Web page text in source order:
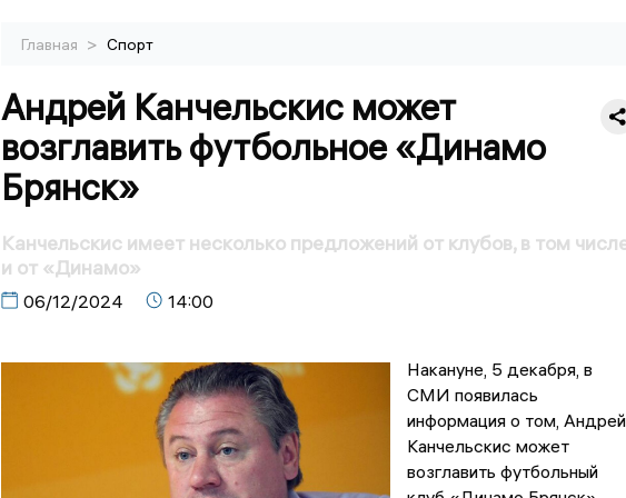
Главная > Спорт
Андрей Канчельскис может
возглавить футбольное «Динамо
Брянск»
Канчельскис имеет несколько предложений от клубов, в том
и от «Динамо»
06/12/2024 14:00
Накануне, 5 декабря, в
СМИ появилась
информация о том, Андрей
Канчельскис может
возглавить футбольный